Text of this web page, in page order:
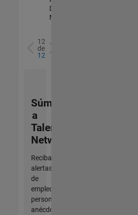
Development |
Nuevo empleo
12
de
12
Súmese
a
Talent
Network
Reciba
alertas
de
empleo
personalizadas,
anécdotas